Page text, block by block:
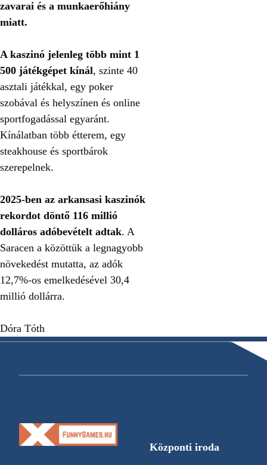
zavarai és a munkaerőhiány
miatt.
A kaszinó jelenleg több mint 1
500 játékgépet kínál, szinte 40
asztali játékkal, egy poker
szobával és helyszínen és online
sportfogadással egyaránt.
Kínálatban több étterem, egy
steakhouse és sportbárok
szerepelnek.
2025-ben az arkansasi kaszinók
rekordot döntő 116 millió
dolláros adóbevételt adtak. A
Saracen a közöttük a legnagyobb
növekedést mutatta, az adók
12,7%-os emelkedésével 30,4
millió dollárra.
Dóra Tóth
Központi iroda